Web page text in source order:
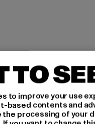
TO
to improve your use
based contents and
the processing of your